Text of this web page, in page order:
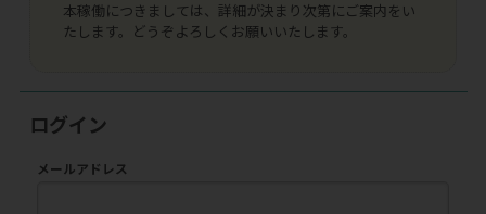
本稼働につきましては、詳細が決まり次第にご案内をい
たします。どうぞよろしくお願いいたします。
ログイン
メールアドレス